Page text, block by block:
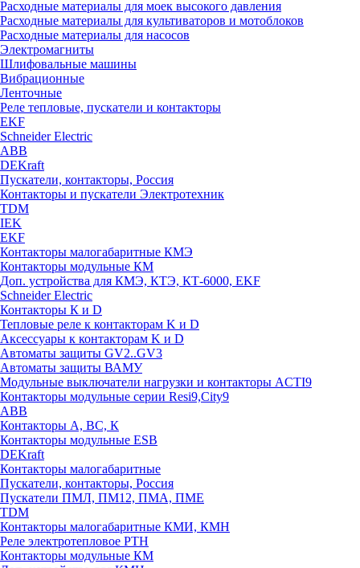
Расходные материалы для моек высокого давления
Расходные материалы для культиваторов и мотоблоков
Расходные материалы для насосов
Электромагниты
Шлифовальные машины
Вибрационные
Ленточные
Реле тепловые, пускатели и контакторы
EKF
Schneider Electric
ABB
DEKraft
Пускатели, контакторы, Россия
Контакторы и пускатели Электротехник
TDM
IEK
EKF
Контакторы малогабаритные КМЭ
Контакторы модульные КМ
Доп. устройства для КМЭ, КТЭ, КТ-6000, EKF
Schneider Electric
Контакторы К и D
Тепловые реле к контакторам K и D
Аксессуары к контакторам K и D
Автоматы защиты GV2..GV3
Автоматы защиты ВАМУ
Модульные выключатели нагрузки и контакторы ACTI9
Контакторы модульные серии Resi9,City9
ABB
Контакторы А, ВС, К
Контакторы модульные ESB
DEKraft
Контакторы малогабаритные
Пускатели, контакторы, Россия
Пускатели ПМЛ, ПМ12, ПМА, ПМЕ
TDM
Контакторы малогабаритные КМИ, КМН
Реле электротепловое РТН
Контакторы модульные КМ